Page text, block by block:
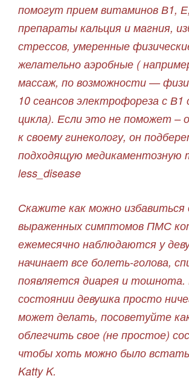
помогут прием витаминов В1, Е,
препараты кальция и магния,
стрессов, умеренные
желательно аэробные (
массаж, по возможности —
10 сеансов электрофореза с В1
цикла). Если это не поможет –
к своему гинекологу, он
подходящую медикаментозную
less_disease
Скажите как можно избавиться
выраженных симптомов ПМС
ежемесячно наблюдаются у
начинает все болеть-голова,
появляется диарея и
состоянии девушка просто
может делать, посоветуйте
облегчить свое (не простое)
чтобы хоть можно было
Katty K.